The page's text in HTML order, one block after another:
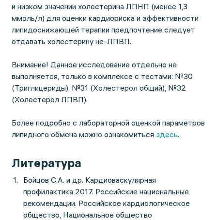
и низком значении холестерина ЛПНП (менее 1,3
ммоль/л) для оценки кардиориска и эффективности
липидоснижающей терапии предпочтение следует
отдавать холестерину не-ЛПВП.
Внимание! Данное исследование отдельно не
выполняется, только в комплексе с тестами: №30
(Триглицериды), №31 (Холестерол общий), №32
(Холестерол ЛПВП).
Более подробно с лабораторной оценкой параметров
липидного обмена можно ознакомиться здесь.
Литература
Бойцов С.А. и др. Кардиоваскулярная
профилактика 2017. Российские национальные
рекомендации. Российское кардиологическое
общество, Национальное общество